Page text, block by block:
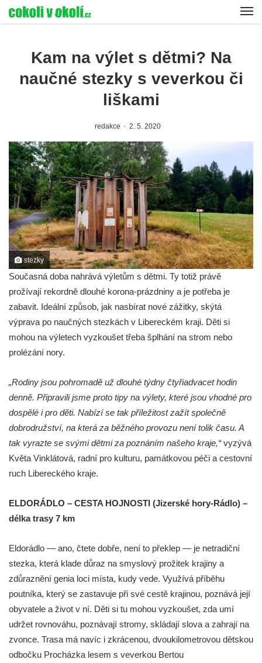
Kam na výlet s dětmi? Na
naučné stezky s veverkou či
liškami
redakce 2. 5. 2020
stezky
Současná doba nahrává výletům s dětmi. Ty totiž právě
prožívají rekordně dlouhé korona-prázdniny a je potřeba je
zabavit. Ideální způsob, jak nasbírat nové zážitky, skýtá
výprava po naučných stezkách v Libereckém kraji. Děti si
mohou na výletech vyzkoušet třeba šplhání na strom nebo
prolézání nory.
„Rodiny jsou pohromadě už dlouhé týdny čtyřiadvacet hodin
denně. Připravili jsme proto tipy na výlety, které jsou vhodné pro
dospělé i pro děti. Nabízí se tak příležitost zažít společně
dobrodružství, na která za běžného provozu není tolik času. A
tak vyrazte se svými dětmi za poznáním našeho kraje,“vyzývá
Květa Vinklátová, radní pro kulturu, památkovou péči a cestovní
ruch Libereckého kraje.
ELDORÁDLO – CESTA HOJNOSTI (Jizerské hory-Rádlo) –
délka trasy 7 km
Eldorádlo — ano, čtete dobře, není to překlep — je netradiční
stezka, která klade důraz na smyslový prožitek krajiny a
zdůraznění genia loci místa, kudy vede. Využívá příběhu
poutníka, který se zastavuje při své cestě krajinou, poznává její
obyvatele a život v ní. Děti si tu mohou vyzkoušet, zda umí
udržet rovnováhu, poznávají stromy, skládají slova a zahrají na
zvonce. Trasa má navíc i zkrácenou, dvoukilometrovou dětskou
odbočku Procházka lesem s veverkou Bertou